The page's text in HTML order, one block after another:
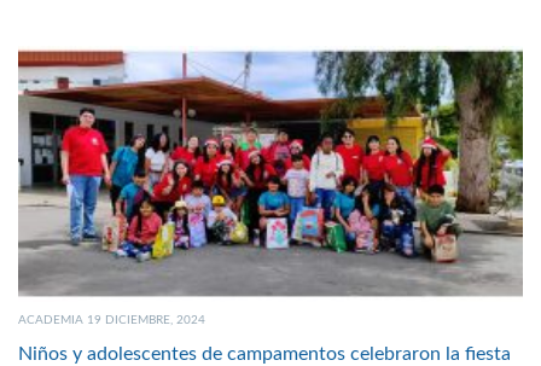
ACADEMIA 19 DICIEMBRE, 2024
Niños y adolescentes de campamentos celebraron la fiesta